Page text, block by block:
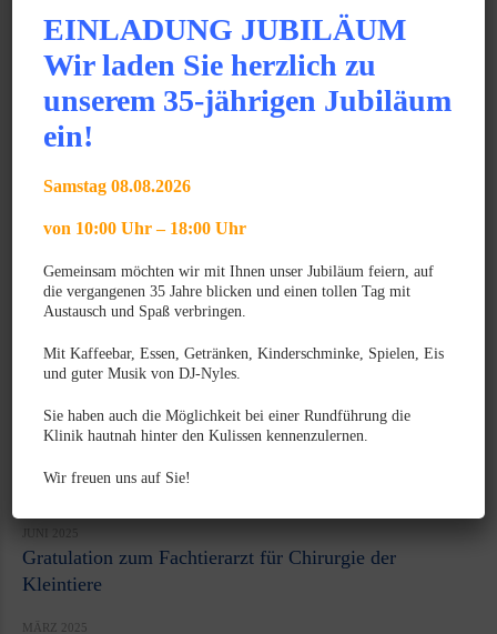
Da die Reaktion physiologisch ist, muss man sich darüber
bewusst werden, dass es zu Rückfällen kommen kann und
eine mehrmalige Therapie nötig ist.
Wie sind die Chancen?
Sehr gut, in der Regel heilt diese „Erkrankung“ mit spätestens
Weiterlesen
News
JUNI 2025
Surgery
JUNI 2025
Gratulation zum Fachtierarzt für Chirurgie der
Kleintiere
MÄRZ 2025
EINLADUNG JUBILÄUM
Wir laden Sie herzlich zu
unserem 35-jährigen Jubiläum
ein!
Samstag 08.08.2026
von 10:00 Uhr – 18:00 Uhr
Gemeinsam möchten wir mit Ihnen unser Jubiläum feiern, auf
die vergangenen 35 Jahre blicken und einen tollen Tag mit
Austausch und Spaß verbringen.
Mit Kaffeebar, Essen, Getränken, Kinderschminke, Spielen, Eis
und guter Musik von DJ-Nyles.
Sie haben auch die Möglichkeit bei einer Rundführung die
Klinik hautnah hinter den Kulissen kennenzulernen.
Wir freuen uns auf Sie!